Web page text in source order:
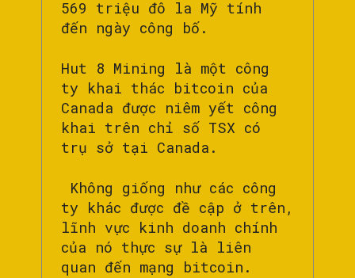
569 triệu đô la Mỹ tính
đến ngày công bố.
Hut 8 Mining là một công
ty khai thác bitcoin của
Canada được niêm yết công
khai trên chỉ số TSX có
trụ sở tại Canada.
Không giống như các công
ty khác được đề cập ở trên,
lĩnh vực kinh doanh chính
của nó thực sự là liên
quan đến mạng bitcoin.